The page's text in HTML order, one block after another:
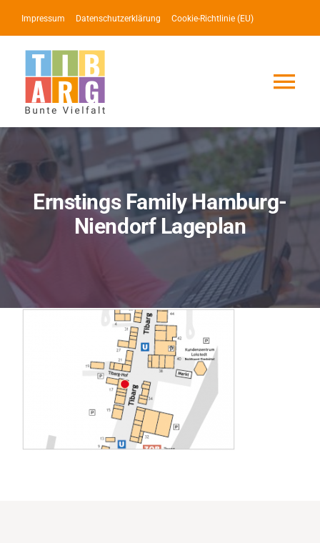
Inhalt
springen
Impressum Datenschutzerklärung Cookie-Richtlinie (EU)
Service
Ernstings Family Hamburg-
Niendorf Lageplan